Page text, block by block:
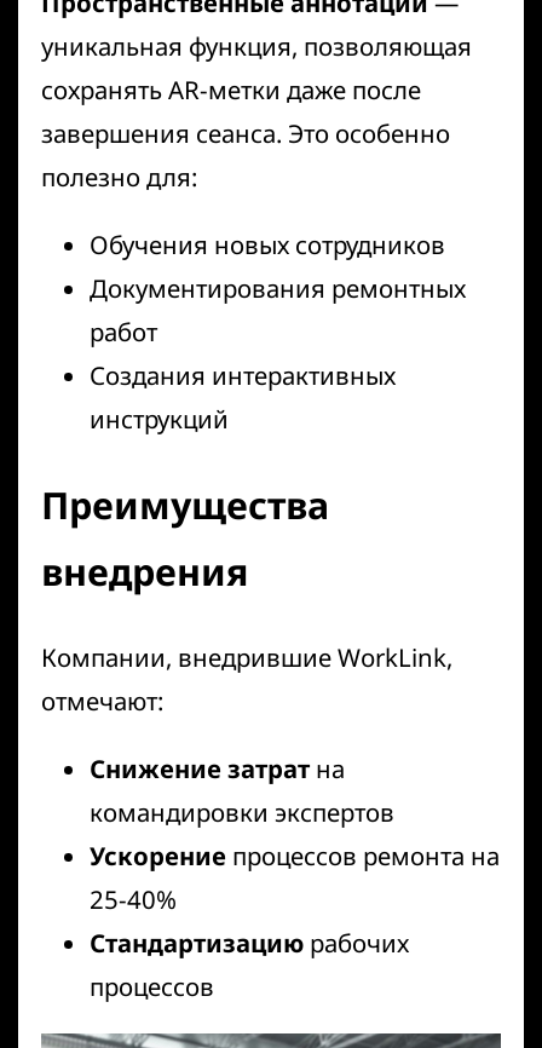
уникальная функция, позволяющая
сохранять AR-метки даже после
завершения сеанса. Это особенно
полезно для:
Обучения новых сотрудников
Документирования ремонтных
работ
Создания интерактивных
инструкций
Преимущества
внедрения
Компании, внедрившие WorkLink,
отмечают:
Снижение затратна
командировки экспертов
Ускорение процессов ремонта на
25-40%
Стандартизацию рабочих
процессов